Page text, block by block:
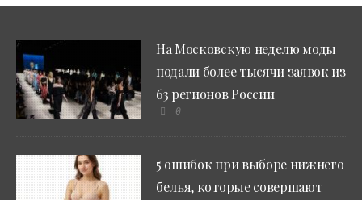
На Московскую неделю моды
подали более тысячи заявок из
63 регионов России
0
5 ошибок при выборе нижнего
белья, которые совершают